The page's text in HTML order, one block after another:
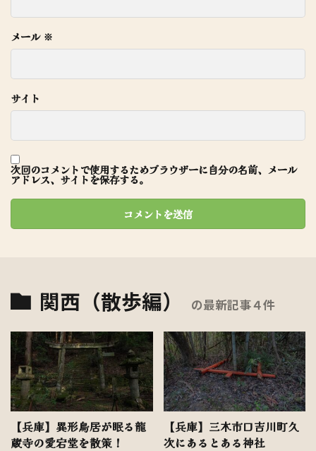
メール ※
サイト
次回のコメントで使用するためブラウザーに自分の名前、メール
アドレス、サイトを保存する。
関西（散歩編） の最新記事４件
【兵庫】異形鳥居が眠る龍
蔵寺の愛宕堂を散策！
【兵庫】三木市口吉川町久
次にあるとある神社